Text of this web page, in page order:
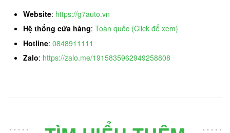
Website: https://g7auto.vn
Hệ thống cửa hàng: Toàn quốc (Click để xem)
Hotline: 0848911111
Zalo: https://zalo.me/1915835962949258808